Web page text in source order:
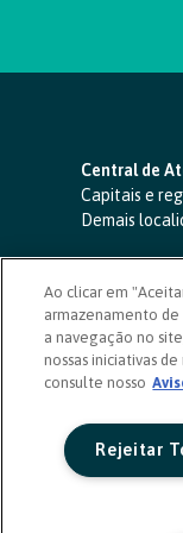
Central de
Capitais e
Demais
SAC 24 horas
Ouvidoria
0800 725 0996
Deficientes
Ao clicar em
armazenamento de
a navegação no
nossas iniciativas
consulte nosso
Rejeitar